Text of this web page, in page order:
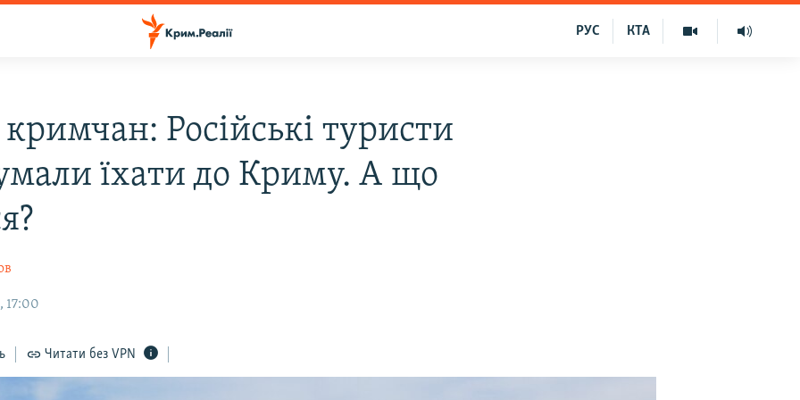
КТА
РУС
Російські туристи
їхати до Криму. А що
17:00
Читати без VPN